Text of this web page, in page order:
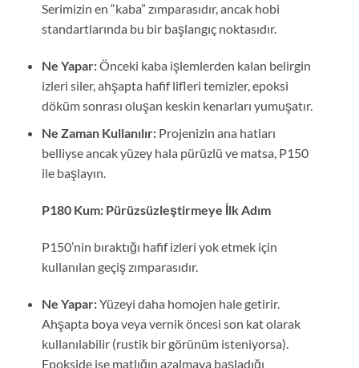
Serimizin en “kaba” zımparasıdır, ancak hobi
standartlarında bu bir başlangıç noktasıdır.
Ne Yapar:Önceki kaba işlemlerden kalan belirgin
izleri siler, ahşapta hafif lifleri temizler, epoksi
döküm sonrası oluşan keskin kenarları yumuşatır.
Ne Zaman Kullanılır:Projenizin ana hatları
belliyse ancak yüzey hala pürüzlü ve matsa, P150
ile başlayın.
P180 Kum: Pürüzsüzleştirmeye İlk Adım
P150’nin bıraktığı hafif izleri yok etmek için
kullanılan geçiş zımparasıdır.
Ne Yapar:Yüzeyi daha homojen hale getirir.
Ahşapta boya veya vernik öncesi son kat olarak
kullanılabilir (rustik bir görünüm isteniyorsa).
Epokside ise matlığın azalmaya başladığı